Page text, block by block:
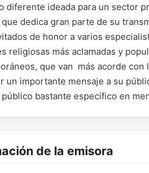
diferente ideada para un sector
dedica gran parte de su
de honor a varios
religiosas más aclamadas y
que van más acorde con
un importante mensaje a su
bastante específico en
de la emisora